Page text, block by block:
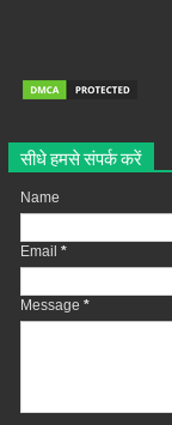
सीधे हमसे संपर्क करें
Name
Email *
Message *